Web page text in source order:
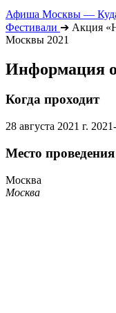
Афиша Москвы —
Фестивали ➔ Акция
Москвы 2021
Информация
Когда проходит
28 августа 2021 г.
Место проведения
Москва
Москва